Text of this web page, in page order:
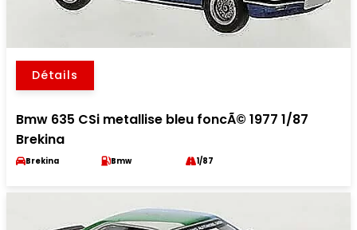
Détails
Bmw 635 CSi metallise bleu foncÃ© 1977 1/87
Brekina
Brekina Bmw 1/87